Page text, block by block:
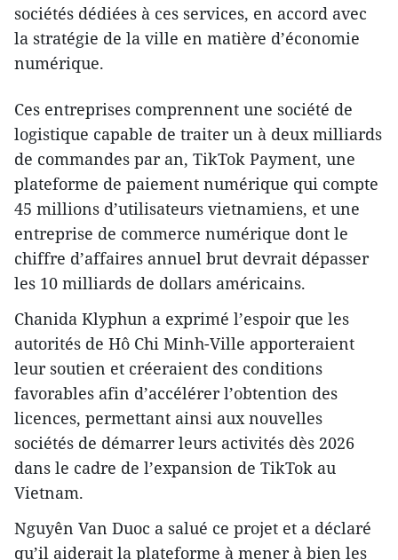
sociétés dédiées à ces services, en accord avec
la stratégie de la ville en matière d’économie
numérique.
Ces entreprises comprennent une société de
logistique capable de traiter un à deux milliards
de commandes par an, TikTok Payment, une
plateforme de paiement numérique qui compte
45 millions d’utilisateurs vietnamiens, et une
entreprise de commerce numérique dont le
chiffre d’affaires annuel brut devrait dépasser
les 10 milliards de dollars américains.
Chanida Klyphun a exprimé l’espoir que les
autorités de Hô Chi Minh-Ville apporteraient
leur soutien et créeraient des conditions
favorables afin d’accélérer l’obtention des
licences, permettant ainsi aux nouvelles
sociétés de démarrer leurs activités dès 2026
dans le cadre de l’expansion de TikTok au
Vietnam.
Nguyên Van Duoc a salué ce projet et a déclaré
qu’il aiderait la plateforme à mener à bien les